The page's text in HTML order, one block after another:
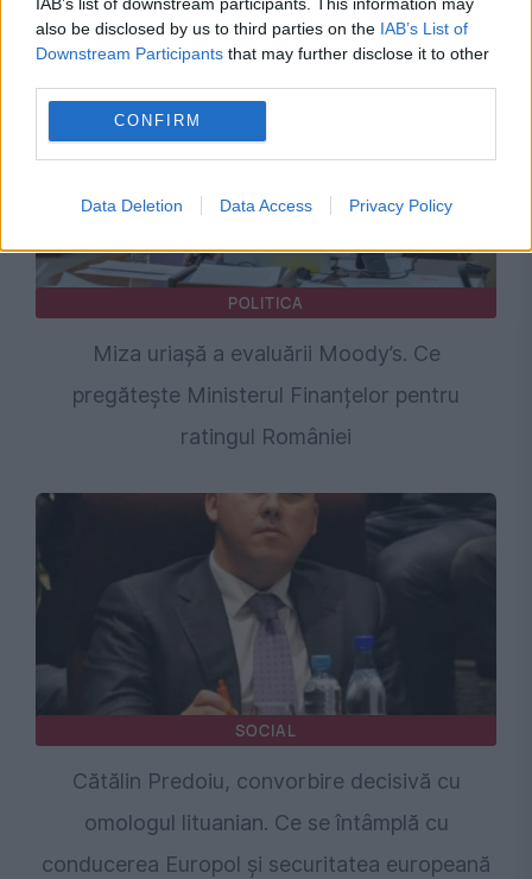
also be disclosed by us to third parties on the IAB’s List of
Downstream Participants that may further disclose it to other
CONFIRM
Data Deletion Data Access Privacy Policy
USR din cauza termenilor din proiect
POLITICA
Miza uriașă a evaluării Moody’s. Ce
pregătește Ministerul Finanțelor pentru
ratingul României
SOCIAL
Cătălin Predoiu, convorbire decisivă cu
omologul lituanian. Ce se întâmplă cu
conducerea Europol și securitatea europeană